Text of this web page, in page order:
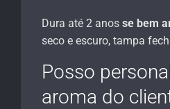
Dura até 2 anos se bem
seco e escuro, tampa
Posso
aroma do